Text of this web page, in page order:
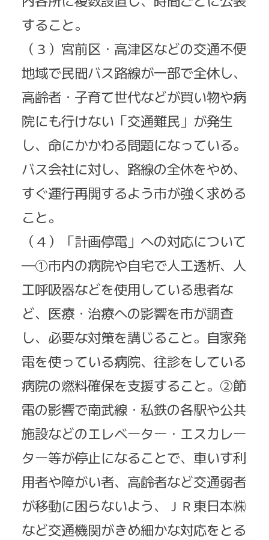
すること。
（３）宮前区・高津区などの交通不便
地域で民間バス路線が一部で全休し、
高齢者・子育て世代などが買い物や病
院にも行けない「交通難民」が発生
し、命にかかわる問題になっている。
バス会社に対し、路線の全休をやめ、
すぐ運行再開するよう市が強く求める
こと。
（４）「計画停電」への対応について
―①市内の病院や自宅で人工透析、人
工呼吸器などを使用している患者な
ど、医療・治療への影響を市が調査
し、必要な対策を講じること。自家発
電を使っている病院、往診をしている
病院の燃料確保を支援すること。②節
電の影響で南武線・私鉄の各駅や公共
施設などのエレベーター・エスカレー
ター等が停止になることで、車いす利
用者や障がい者、高齢者など交通弱者
が移動に困らないよう、ＪＲ東日本㈱
など交通機関がきめ細かな対応をとる